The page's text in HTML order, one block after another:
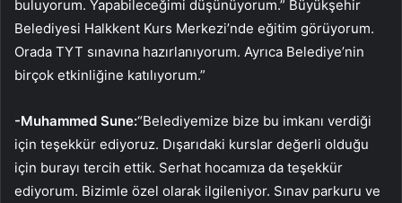
buluyorum. Yapabileceğimi düşünüyorum.” Büyükşehir
Belediyesi Halkkent Kurs Merkezi’nde eğitim görüyorum.
Orada TYT sınavına hazırlanıyorum. Ayrıca Belediye’nin
birçok etkinliğine katılıyorum.”
-Muhammed Sune:“Belediyemize bize bu imkanı verdiği
için teşekkür ediyoruz. Dışarıdaki kurslar değerli olduğu
için burayı tercih ettik. Serhat hocamıza da teşekkür
ediyorum. Bizimle özel olarak ilgileniyor. Sınav parkuru ve